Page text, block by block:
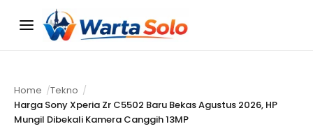
Menu
Home
Tekno
Harga Sony Xperia Zr C5502 Baru Bekas Agustus 2026, HP
Mungil Dibekali Kamera Canggih 13MP